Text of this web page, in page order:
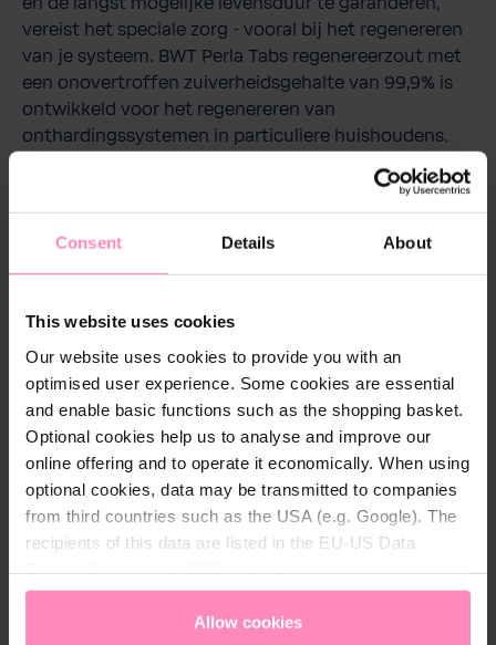
Consent Details About
This website uses cookies
Our website uses cookies to provide you with an
optimised user experience. Some cookies are essential
and enable basic functions such as the shopping basket.
Optional cookies help us to analyse and improve our
online offering and to operate it economically. When using
optional cookies, data may be transmitted to companies
from third countries such as the USA (e.g. Google). The
recipients of this data are listed in the EU-US Data
appropriate level of data protection. You canaccept all
only allow necessary cookies
Allow cookies
vereist het speciale zorg - vooral bij het regenereren
van je systeem. BWT Perla Tabs regenereerzout met
een onovertroffen zuiverheidsgehalte van 99,9% is
ontwikkeld voor het regenereren van
onthardingssystemen in particuliere huishoudens.
je het regenereerzout gemakkelijk bijvullen zonder
zwaar te tillen.
Geschikt voor alle waterontharders Als je een
je ook profiteren van BWT Perla Tabs en het
praktische abonnement. Perla Tabs zijn geschikt
voor alle gangbare waterontharders op de markt.
Download
bwt-perla-tabs-safety_data_sheet_en.pdf
Download